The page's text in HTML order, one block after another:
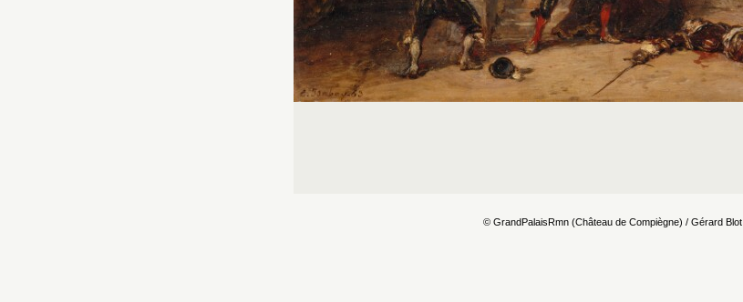
© GrandPalaisRmn (Château de Compiègne) / Gérard Blot